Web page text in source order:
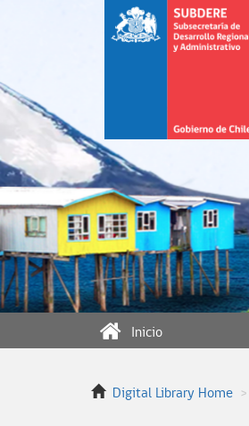
Inicio
Digital Library Home